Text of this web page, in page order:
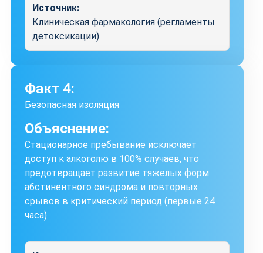
Источник:
Клиническая фармакология (регламенты
детоксикации)
Факт 4:
Безопасная изоляция
Объяснение:
Стационарное пребывание исключает
доступ к алкоголю в 100% случаев, что
предотвращает развитие тяжелых форм
абстинентного синдрома и повторных
срывов в критический период (первые 24
часа).